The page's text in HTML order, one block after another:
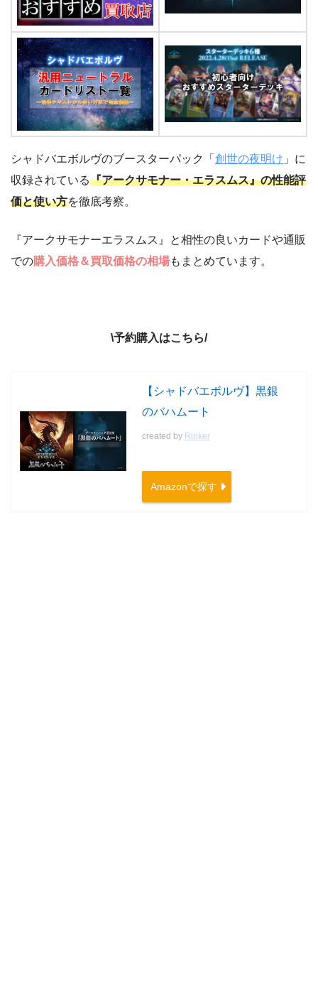
シャドバエボルヴのブースターパック「 創世の夜明け 」に
収録されている『アークサモナー・エラスムス』の性能評
価と使い方を徹底考察。
『アークサモナーエラスムス』と相性の良いカードや通販
での購入価格＆買取価格の相場もまとめています。
\予約購入はこちら/
【シャドバエボルヴ】黒銀
のバハムート
created by Rinker
Amazonで探す